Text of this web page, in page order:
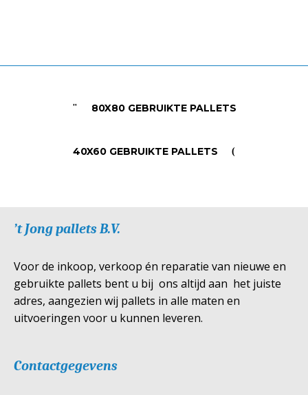
80X80 GEBRUIKTE PALLETS
40X60 GEBRUIKTE PALLETS
’t Jong pallets B.V.
Voor de inkoop, verkoop én reparatie van nieuwe en
gebruikte pallets bent u bij ons altijd aan het juiste
adres, aangezien wij pallets in alle maten en
uitvoeringen voor u kunnen leveren.
Contactgegevens